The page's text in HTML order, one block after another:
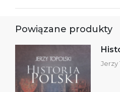
Powiązane produkty
Jerzy